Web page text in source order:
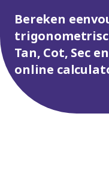
Bereken
Tan, Cot, Sec
online